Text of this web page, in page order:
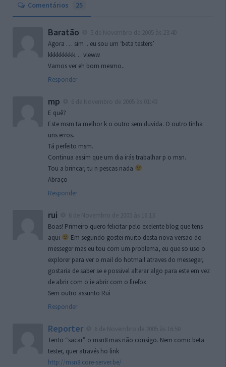
Comentários 25
Baratão
Agora … sim .. eu sou um ‘beta testers’
kkkkkkkkk… vleww
Vamos ver eh bom mesmo..
Responder
mp
E quê?
Este msm ta melhor k o outro sem duvida. O outro tinha
uns erros.
Tá perfeito msm.
Continua assim que um dia irás trabalhar p o msn.
Tou a brincar, tu n pescas nada
Abraço
Responder
rui
Boas! Primeiro quero felicitar pelo exelente blog que tens
aqui
Em segundo gostei muito desta nova versao do
messeger mas eu tou com um problema, eu que so uso o
explorer para ver o mail do hotmail atraves do messeger,
gostaria de saber se e possivel alterar algo para este em vez
de abrir com o ie abrir com o firefox.
Sem outro assunto Rui
Responder
Reporter
Tento “sacar” o msn8 mas não consigo. Nem como beta
tester, quer através ho link
http://msn8.core-server.be/